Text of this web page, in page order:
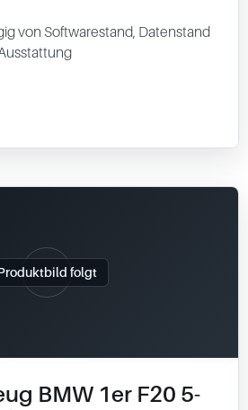
von Softwarestand, Datenstand
folgt
BMW 1er F20 5-